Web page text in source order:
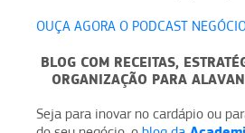
OUÇA AGORA O PODCAST
BLOG COM RECEITAS,
ORGANIZAÇÃO PARA
Seja para inovar no cardápio ou